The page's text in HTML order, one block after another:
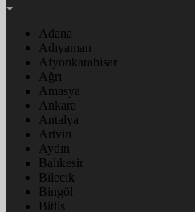
Adana
Adıyaman
Afyonkarahisar
Ağrı
Amasya
Ankara
Antalya
Artvin
Aydın
Balıkesir
Bilecik
Bingöl
Bitlis